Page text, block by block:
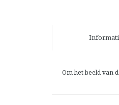
Om het beeld van